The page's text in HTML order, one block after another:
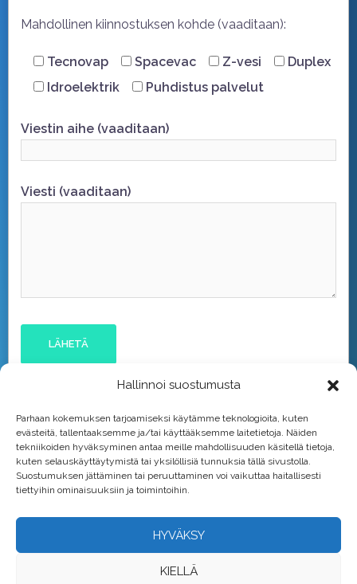
Hallinnoi suostumusta
Parhaan kokemuksen tarjoamiseksi käytämme teknologioita, kuten
evästeitä, tallentaaksemme ja/tai käyttääksemme laitetietoja. Näiden
tekniikoiden hyväksyminen antaa meille mahdollisuuden käsitellä tietoja,
kuten selauskäyttäytymistä tai yksilöllisiä tunnuksia tällä sivustolla.
Suostumuksen jättäminen tai peruuttaminen voi vaikuttaa haitallisesti
tiettyihin ominaisuuksiin ja toimintoihin.
HYVÄKSY
KIELLÄ
Mahdollinen kiinnostuksen kohde (vaaditaan):
Tecnovap Spacevac Z-vesi
Duplex
Idroelektrik
Puhdistus palvelut
Viestin aihe (vaaditaan)
Viesti (vaaditaan)